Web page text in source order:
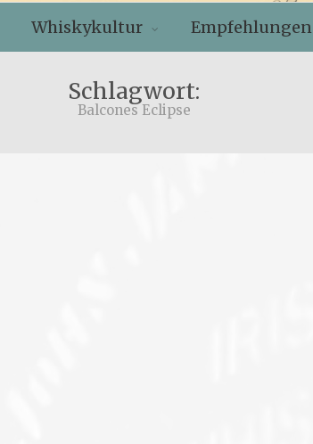
Whiskykultur Empfehlungen
Schlagwort:
Balcones Eclipse